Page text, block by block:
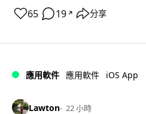
65 19 ↗ 分享
應用軟件 應用軟件 iOS App
Lawton 22 小時